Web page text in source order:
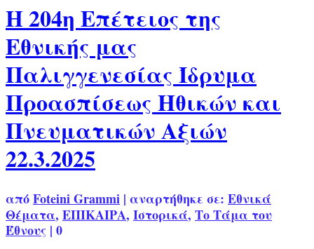
Η 204η Επέτειος της
Εθνικής μας
Παλιγγενεσίας Ίδρυμα
Προασπίσεως Ηθικών και
Πνευματικών Αξιών
22.3.2025
απόFoteini Grammi | αναρτήθηκε σε: Εθνικά
Θέματα, ΕΠΙΚΑΙΡΑ, Ιστορικά, Το Τάμα του
Έθνους | 0